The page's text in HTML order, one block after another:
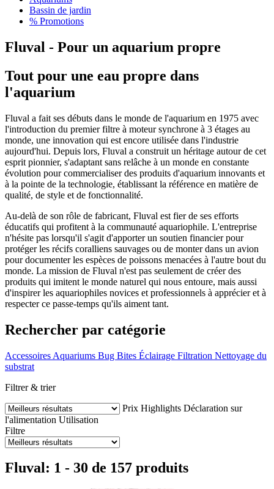
Bassin de jardin
% Promotions
Fluval - Pour un aquarium propre
Tout pour une eau propre dans
l'aquarium
Fluval a fait ses débuts dans le monde de l'aquarium en 1975 avec
l'introduction du premier filtre à moteur synchrone à 3 étages au
monde, une innovation qui est encore utilisée dans l'industrie
aujourd'hui. Depuis lors, Fluval a construit un héritage autour de cet
esprit pionnier, s'adaptant sans relâche à un monde en constante
évolution pour commercialiser des produits d'aquarium innovants et
à la pointe de la technologie, établissant la référence en matière de
qualité, de style et de fonctionnalité.
Au-delà de son rôle de fabricant, Fluval est fier de ses efforts
éducatifs qui profitent à la communauté aquariophile. L'entreprise
n'hésite pas lorsqu'il s'agit d'apporter un soutien financier pour
protéger les récifs coralliens sauvages ou de monter dans un avion
pour documenter les espèces de poissons menacées à l'autre bout du
monde. La mission de Fluval n'est pas seulement de créer des
produits qui imitent le monde naturel qui nous entoure, mais aussi
d'inspirer les aquariophiles novices et professionnels à apprécier et à
respecter ce passe-temps qu'ils aiment tant.
Rechercher par catégorie
Accessoires Aquariums Bug Bites Éclairage Filtration Nettoyage du
substrat
Filtrer & trier
Prix Highlights Déclaration sur
l'alimentation Utilisation
Filtre
Fluval: 1 - 30 de 157 produits